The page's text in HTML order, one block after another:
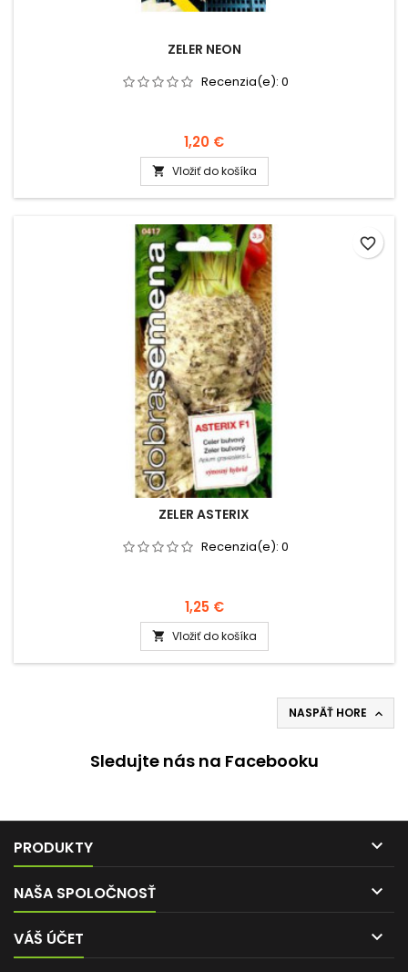
ZELER NEON
Recenzia(e): 0
1,20 €
 Vložiť do košíka
ZELER ASTERIX
Recenzia(e): 0
1,25 €
 Vložiť do košíka
favorite_border
NASPÄŤ HORE 
Sledujte nás na Facebooku
PRODUKTY 
NAŠA SPOLOČNOSŤ 
VÁŠ ÚČET 